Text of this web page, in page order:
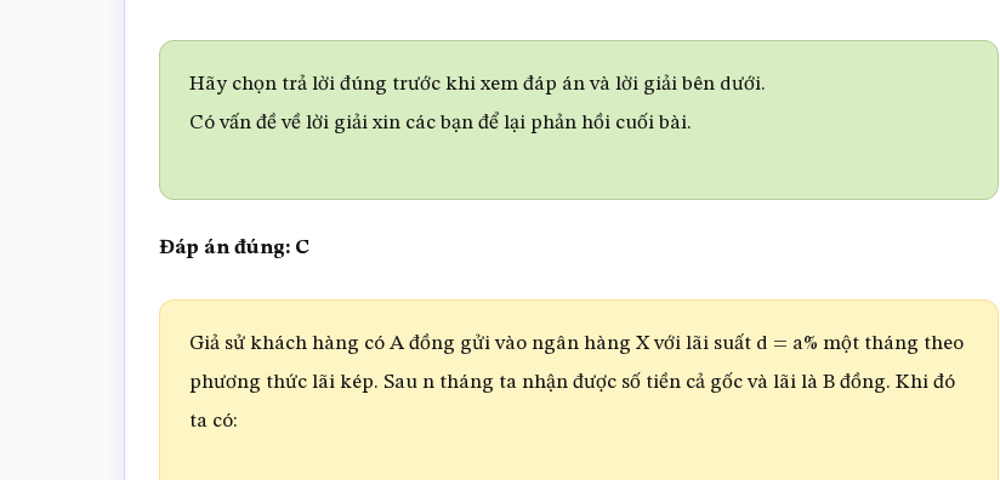
Hãy chọn trả lời đúng trước khi xem đáp án và lời giải bên dưới.
Có vấn đề về lời giải xin các bạn để lại phản hồi cuối bài.
Đáp án đúng: C
Giả sử khách hàng có A đồng gửi vào ngân hàng X với lãi suất d = a% một tháng theo
phương thức lãi kép. Sau n tháng ta nhận được số tiền cả gốc và lãi là B đồng. Khi đó
ta có: